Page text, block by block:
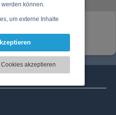
können.
um externe Inhalte
Medien anbieten zu
werden ggf.
Verwendung unserer
und Analysen
akzeptieren